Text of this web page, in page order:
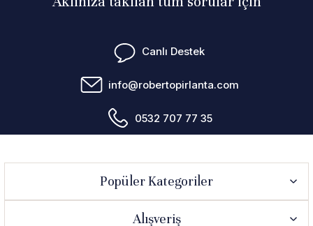
Canlı Destek
info@robertopirlanta.com
0532 707 77 35
Popüler Kategoriler
Alışveriş